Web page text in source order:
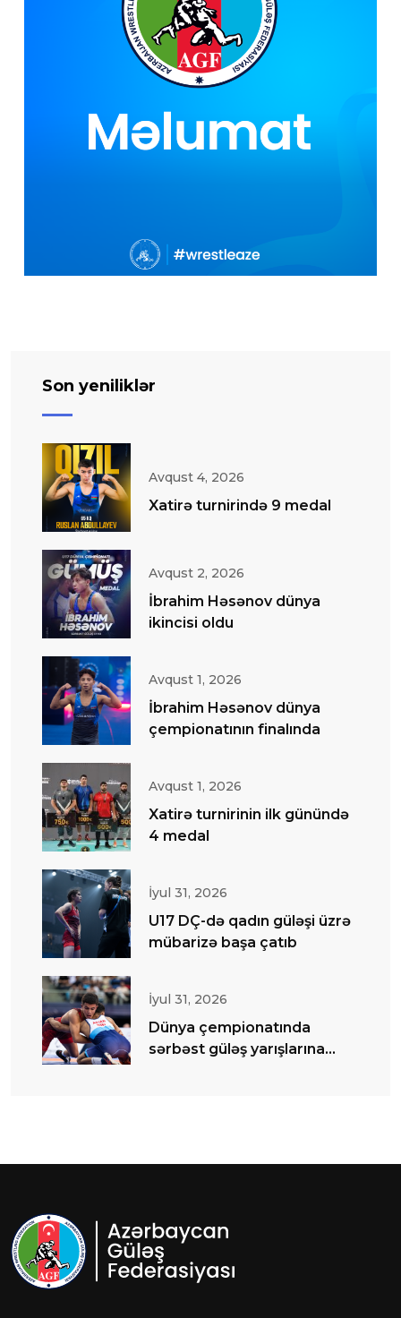
Son yeniliklər
Avqust 4, 2026
Xatirə turnirində 9 medal
Avqust 2, 2026
İbrahim Həsənov dünya
ikincisi oldu
Avqust 1, 2026
İbrahim Həsənov dünya
çempionatının finalında
Avqust 1, 2026
Xatirə turnirinin ilk günündə
4 medal
İyul 31, 2026
U17 DÇ-də qadın güləşi üzrə
mübarizə başa çatıb
İyul 31, 2026
Dünya çempionatında
sərbəst güləş yarışlarına